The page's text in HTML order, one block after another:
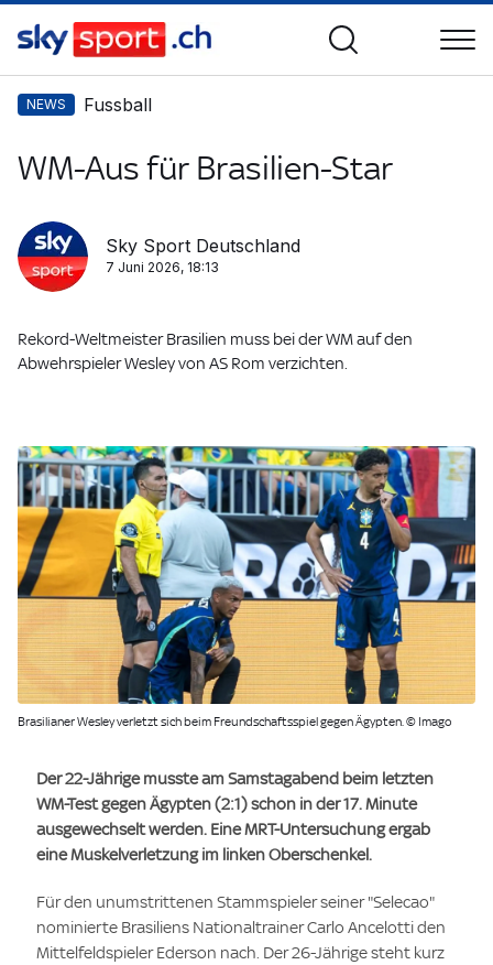
NEWS Fussball
WM-Aus für Brasilien-Star
Sky Sport Deutschland
7 Juni 2026, 18:13
Rekord-Weltmeister Brasilien muss bei der WM auf den
Abwehrspieler Wesley von AS Rom verzichten.
Brasilianer Wesley verletzt sich beim Freundschaftsspiel gegen Ägypten. © Imago
Der 22-Jährige musste am Samstagabend beim letzten
WM-Test gegen Ägypten (2:1) schon in der 17. Minute
ausgewechselt werden. Eine MRT-Untersuchung ergab
eine Muskelverletzung im linken Oberschenkel.
Für den unumstrittenen Stammspieler seiner "Selecao"
nominierte Brasiliens Nationaltrainer Carlo Ancelotti den
Mittelfeldspieler Ederson nach. Der 26-Jährige steht kurz